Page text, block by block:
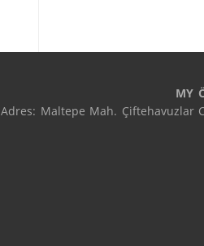
MY
Adres: Maltepe Mah. Çiftehavuzlar